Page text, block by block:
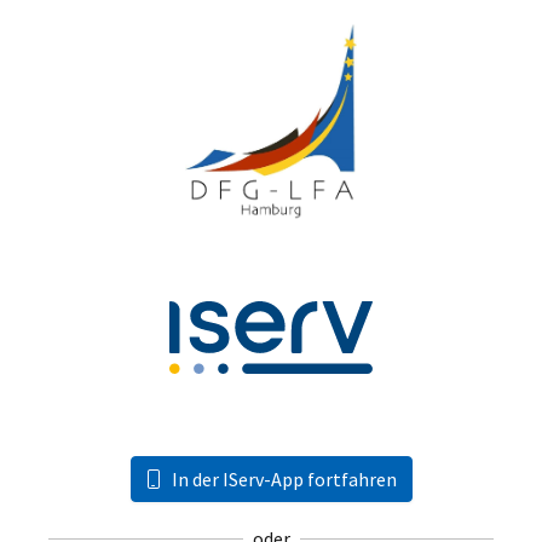
In der IServ-App fortfahren